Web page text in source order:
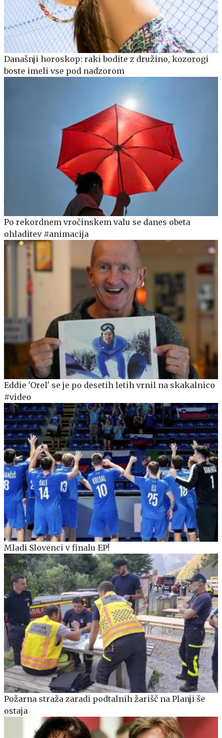
Današnji horoskop: raki bodite z družino, kozorogi
boste imeli vse pod nadzorom
Po rekordnem vročinskem valu se danes obeta
ohladitev #animacija
Eddie 'Orel' se je po desetih letih vrnil na skakalnico
#video
Mladi Slovenci v finalu EP!
Požarna straža zaradi podtalnih žarišč na Planji še
ostaja